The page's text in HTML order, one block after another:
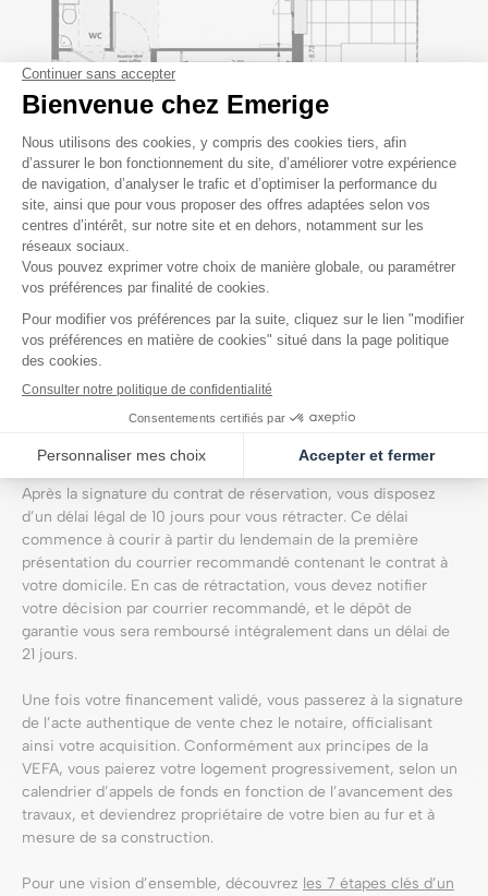
Exemple de plan d'un appartement 3 pièces
Délai de rétractation après la
Après la signature du contrat de réservation, vous disposez
d’un délai légal de 10 jours pour vous rétracter. Ce délai
commence à courir à partir du lendemain de la première
présentation du courrier recommandé contenant le contrat à
votre domicile. En cas de rétractation, vous devez notifier
votre décision par courrier recommandé, et le dépôt de
garantie vous sera remboursé intégralement dans un délai de
21 jours.
Une fois votre financement validé, vous passerez à la signature
de l’acte authentique de vente chez le notaire, officialisant
ainsi votre acquisition. Conformément aux principes de la
VEFA, vous paierez votre logement progressivement, selon un
calendrier d’appels de fonds en fonction de l’avancement des
travaux, et deviendrez propriétaire de votre bien au fur et à
mesure de sa construction.
Pour une vision d’ensemble, découvrez les 7 étapes clés d’un